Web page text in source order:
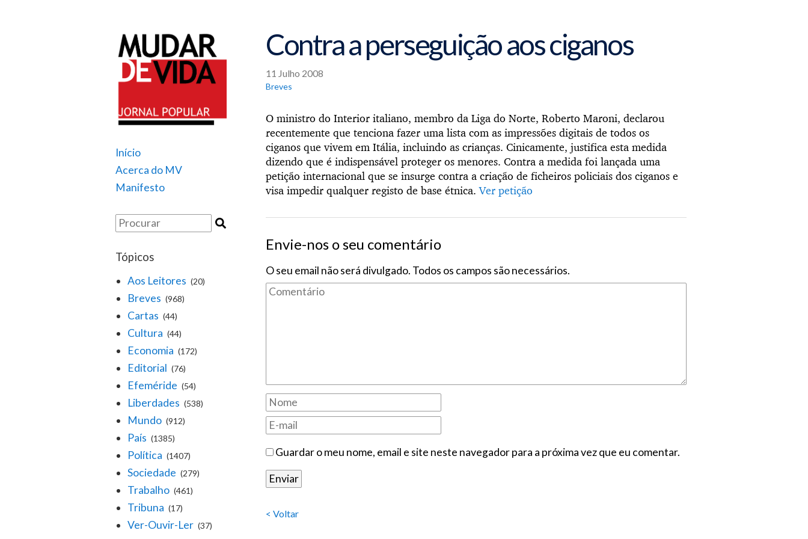
Início
Acerca do MV
Manifesto
Tópicos
Aos Leitores (20)
Breves (968)
Cartas (44)
Cultura (44)
Economia (172)
Editorial (76)
Efeméride (54)
Liberdades (538)
Mundo (912)
País (1385)
Política (1407)
Sociedade (279)
Trabalho (461)
Tribuna (17)
Ver-Ouvir-Ler (37)
Contra a perseguição aos ciganos
11 Julho 2008
Breves
O ministro do Interior italiano, membro da Liga do Norte, Roberto Maroni, declarou
recentemente que tenciona fazer uma lista com as impressões digitais de todos os
ciganos que vivem em Itália, incluindo as crianças. Cinicamente, justifica esta medida
dizendo que é indispensável proteger os menores. Contra a medida foi lançada uma
petição internacional que se insurge contra a criação de ficheiros policiais dos ciganos e
visa impedir qualquer registo de base étnica.Ver petição
Envie-nos o seu comentário
O seu email não será divulgado. Todos os campos são necessários.
Guardar o meu nome, email e site neste navegador para a próxima vez que eu comentar.
< Voltar